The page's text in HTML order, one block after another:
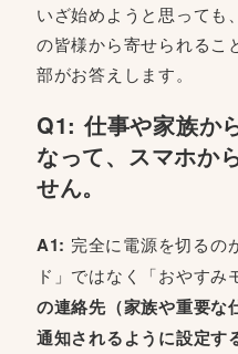
いざ始めようと思っても
の皆様から寄せられるこ
部がお答えします。
Q1: 仕事や家族か
なって、スマホか
せん。
A1: 完全に電源を切るの
ド」ではなく「おやす
の連絡先（家族や重要な
通知されるように設定す